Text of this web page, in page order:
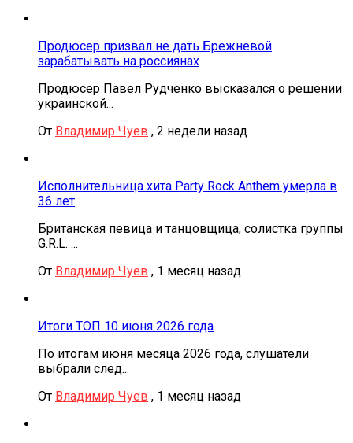
Продюсер призвал не дать Брежневой
зарабатывать на россиянах
Продюсер Павел Рудченко высказался о решении
украинской...
От Владимир Чуев , 2 недели назад
Исполнительница хита Party Rock Anthem умерла в
36 лет
Британская певица и танцовщица, солистка группы
G.R.L. ...
От Владимир Чуев , 1 месяц назад
Итоги ТОП 10 июня 2026 года
По итогам июня месяца 2026 года, слушатели
выбрали след...
От Владимир Чуев , 1 месяц назад